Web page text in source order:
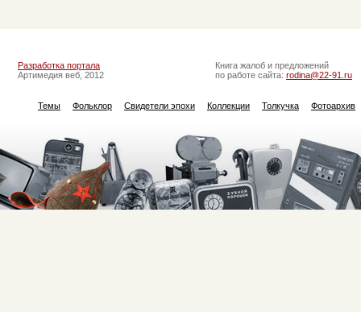
Разработка портала
Артимедия веб, 2012
Книга жалоб и предложений
по работе сайта: rodina@22-91.ru
Темы Фольклор Свидетели эпохи Коллекции Толкучка Фотоархив